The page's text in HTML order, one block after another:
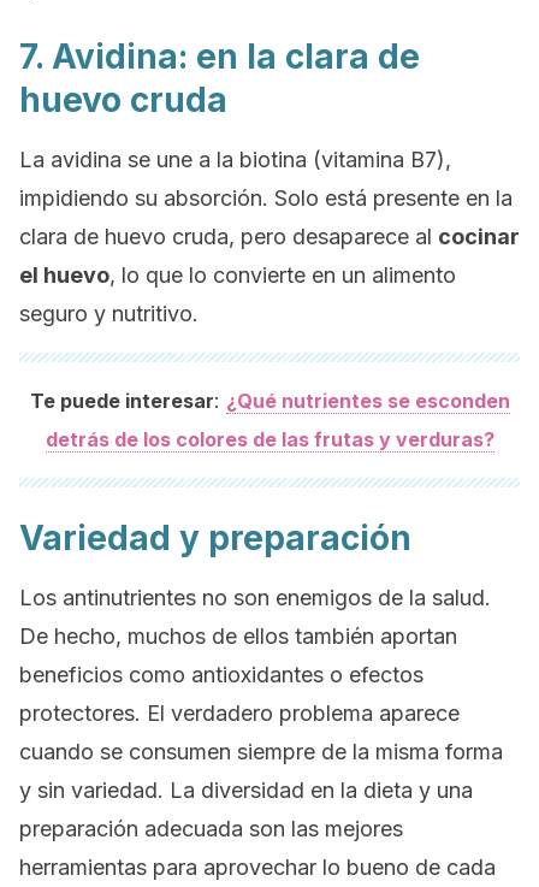
7. Avidina: en la clara de
huevo cruda
La avidina se une a la biotina (vitamina B7),
impidiendo su absorción. Solo está presente en la
clara de huevo cruda, pero desaparece al cocinar
el huevo, lo que lo convierte en un alimento
seguro y nutritivo.
Te puede interesar: ¿Qué nutrientes se esconden
detrás de los colores de las frutas y verduras?
Variedad y preparación
Los antinutrientes no son enemigos de la salud.
De hecho, muchos de ellos también aportan
beneficios como antioxidantes o efectos
protectores. El verdadero problema aparece
cuando se consumen siempre de la misma forma
y sin variedad. La diversidad en la dieta y una
preparación adecuada son las mejores
herramientas para aprovechar lo bueno de cada